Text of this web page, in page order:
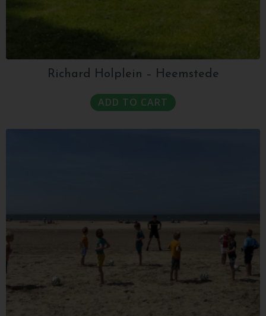
Richard Holplein – Heemstede
ADD TO CART